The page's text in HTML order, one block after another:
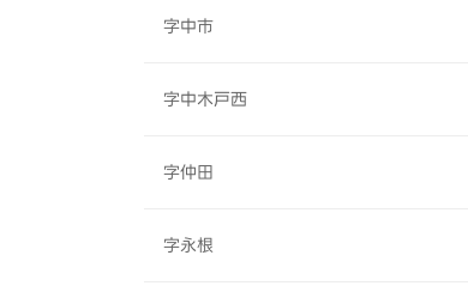
字中市
字中木戸西
字仲田
字永根